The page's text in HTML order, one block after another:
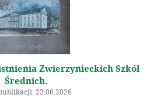
Zwierzynieckich Szkół
Średnich.
22.06.2026